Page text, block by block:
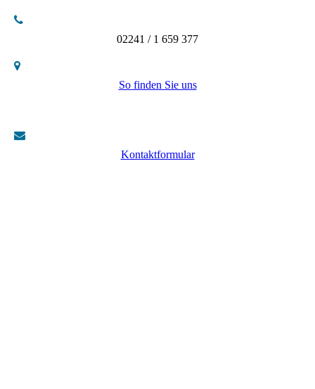
02241 / 1 659 377
So finden Sie uns
Kontaktformular